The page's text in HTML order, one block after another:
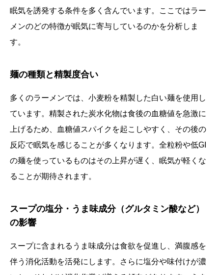
眠気を誘発する条件を多く含んでいます。ここではラー
メンのどの特徴が眠気に寄与しているのかを分析しま
す。
麺の種類と精製度合い
多くのラーメンでは、小麦粉を精製した白い麺を使用し
ています。精製された炭水化物は食後の血糖値を急激に
上げるため、血糖値スパイクを起こしやすく、その後の
反応で眠気を感じることが多くなります。全粒粉や低GI
の麺を使っているものはその上昇が遅く、眠気が軽くな
ることが期待されます。
スープの塩分・うま味成分（グルタミン酸など）
の影響
スープに含まれるうま味成分は食欲を促進し、満腹感を
伴う消化活動を活発にします。さらに塩分や味付けが濃